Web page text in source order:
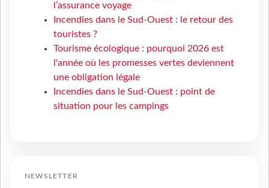
l’assurance voyage
Incendies dans le Sud-Ouest : le retour des
touristes ?
Tourisme écologique : pourquoi 2026 est
l'année où les promesses vertes deviennent
une obligation légale
Incendies dans le Sud-Ouest : point de
situation pour les campings
NEWSLETTER